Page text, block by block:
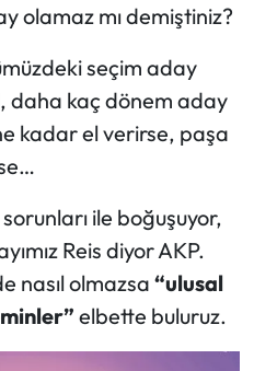
olamaz mı demiştiniz?
seçim aday
daha kaç dönem aday
kadar el verirse, paşa
ile boğuşuyor,
Reis diyor AKP.
nasıl olmazsa “ulusal
elbette buluruz.